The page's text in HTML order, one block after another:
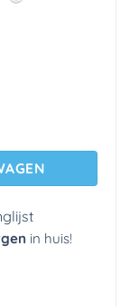
in huis!